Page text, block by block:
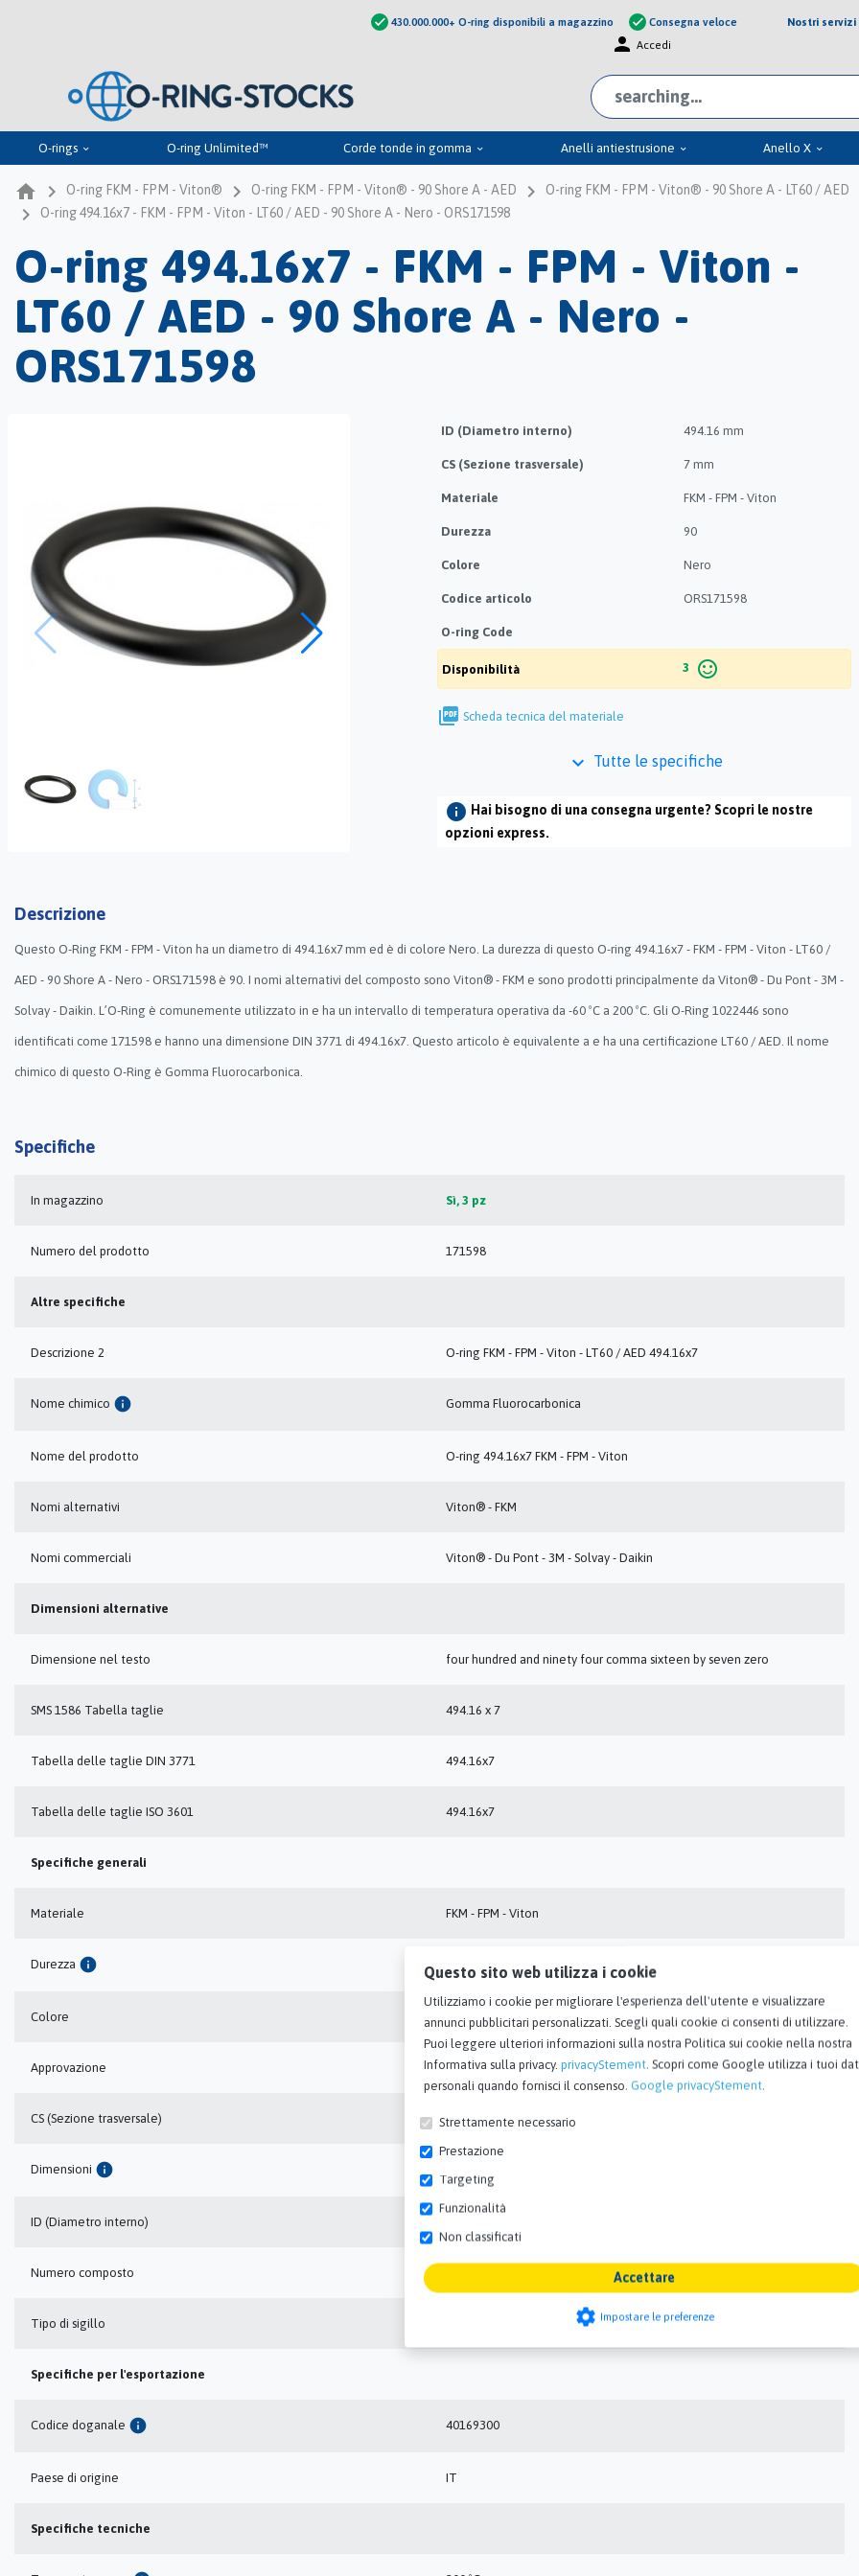
check 430.000.000+ O-ring disponibili a magazzino check Consegna veloce Nostri servizi
person Accedi
O-rings keyboard_arrow_down O-ring Unlimited™ Corde tonde in gomma keyboard_arrow_down Anelli antiestrusione keyboard_arrow_down Anello X keyboard_arrow_down
home navigate_next O-ring FKM - FPM - Viton® navigate_next O-ring FKM - FPM - Viton® - 90 Shore A - AED navigate_next O-ring FKM - FPM - Viton® - 90 Shore A - LT60 / AED
navigate_next O-ring 494.16x7 - FKM - FPM - Viton - LT60 / AED - 90 Shore A - Nero - ORS171598
O-ring 494.16x7 - FKM - FPM - Viton -
LT60 / AED - 90 Shore A - Nero -
ORS171598
ID (Diametro interno) 494.16 mm
CS (Sezione trasversale) 7 mm
Materiale FKM - FPM - Viton
Durezza 90
Colore Nero
Codice articolo ORS171598
O-ring Code
Disponibilità 3 sentiment_satisfied_alt
picture_as_pdf Scheda tecnica del materiale
keyboard_arrow_down Tutte le specifiche
info Hai bisogno di una consegna urgente? Scopri le nostre
opzioni express.
Descrizione
Questo O-Ring FKM - FPM - Viton ha un diametro di 494.16x7 mm ed è di colore Nero. La durezza di questo O-ring 494.16x7 - FKM - FPM - Viton - LT60 /
AED - 90 Shore A - Nero - ORS171598 è 90. I nomi alternativi del composto sono Viton® - FKM e sono prodotti principalmente da Viton® - Du Pont - 3M -
Solvay - Daikin. L’O-Ring è comunemente utilizzato in e ha un intervallo di temperatura operativa da -60 ºC a 200 ºC. Gli O-Ring 1022446 sono
identificati come 171598 e hanno una dimensione DIN 3771 di 494.16x7. Questo articolo è equivalente a e ha una certificazione LT60 / AED. Il nome
chimico di questo O-Ring è Gomma Fluorocarbonica.
Specifiche
In magazzino Sì, 3 pz
Numero del prodotto 171598
Altre specifiche
Descrizione 2 O-ring FKM - FPM - Viton - LT60 / AED 494.16x7
Nome chimico info Gomma Fluorocarbonica
Nome del prodotto O-ring 494.16x7 FKM - FPM - Viton
Nomi alternativi Viton® - FKM
Nomi commerciali Viton® - Du Pont - 3M - Solvay - Daikin
Dimensioni alternative
Dimensione nel testo four hundred and ninety four comma sixteen by seven zero
SMS 1586 Tabella taglie 494.16 x 7
Tabella delle taglie DIN 3771 494.16x7
Tabella delle taglie ISO 3601 494.16x7
Specifiche generali
Materiale FKM - FPM - Viton
Durezza info
Colore Nero
Approvazione LT60 / AED
CS (Sezione trasversale) 7 mm
Dimensioni info
ID (Diametro interno)
Numero composto
Tipo di sigillo
Specifiche per l'esportazione
Codice doganale info 40169300
Paese di origine IT
Specifiche tecniche
check
Questo sito web utilizza i cookie
Utilizziamo i cookie per migliorare l'esperienza dell'utente e visualizzare
annunci pubblicitari personalizzati. Scegli quali cookie ci consenti di utilizzare.
Puoi leggere ulteriori informazioni sulla nostra Politica sui cookie nella nostra
Informativa sulla privacy. privacyStement. Scopri come Google utilizza i tuoi
personali quando fornisci il consenso. Google privacyStement.
Strettamente necessario
Prestazione
Targeting
Funzionalità
Non classificati
Accettare
settings Impostare le preferenze